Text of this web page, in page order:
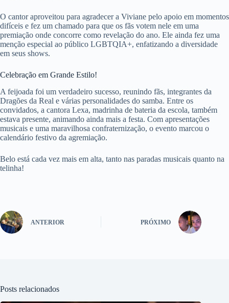
O cantor aproveitou para agradecer a Viviane pelo apoio em momentos
difíceis e fez um chamado para que os fãs votem nele em uma
premiação onde concorre como revelação do ano. Ele ainda fez uma
menção especial ao público LGBTQIA+, enfatizando a diversidade
em seus shows.
Celebração em Grande Estilo!
A feijoada foi um verdadeiro sucesso, reunindo fãs, integrantes da
Dragões da Real e várias personalidades do samba. Entre os
convidados, a cantora Lexa, madrinha de bateria da escola, também
estava presente, animando ainda mais a festa. Com apresentações
musicais e uma maravilhosa confraternização, o evento marcou o
calendário festivo da agremiação.
Belo está cada vez mais em alta, tanto nas paradas musicais quanto na
telinha!
ANTERIOR PRÓXIMO
Posts relacionados